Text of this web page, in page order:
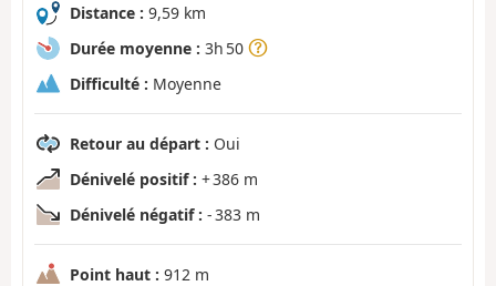
Distance : 9,59 km
Durée moyenne : 3h 50
Difficulté : Moyenne
Retour au départ : Oui
Dénivelé positif : + 386 m
Dénivelé négatif : - 383 m
Point haut : 912 m